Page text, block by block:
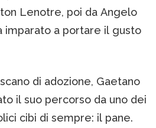
Lenotre, poi da Angelo
imparato a portare il gusto
di adozione, Gaetano
il suo percorso da uno dei
cibi di sempre: il pane.